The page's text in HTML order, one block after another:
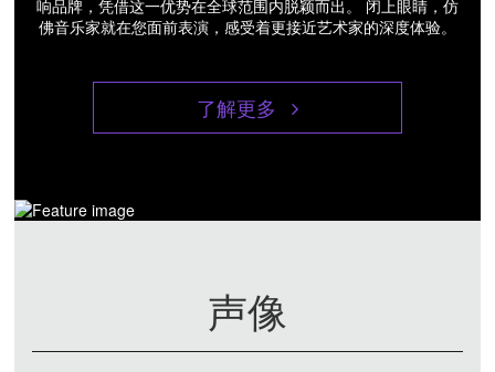
响品牌，凭借这一优势在全球范围内脱颖而出。 闭上眼睛，仿
佛音乐家就在您面前表演，感受着更接近艺术家的深度体验。
了解更多
声像